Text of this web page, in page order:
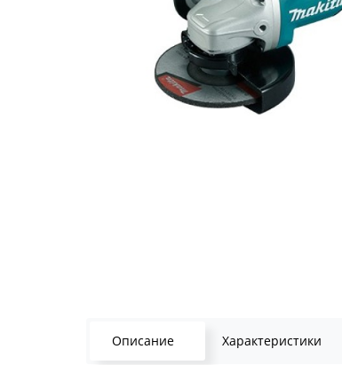
Описание Характеристики